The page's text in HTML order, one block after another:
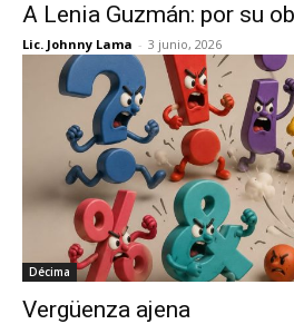
A Lenia Guzmán: por su
Lic. Johnny Lama - 3 junio, 2026
Décima
Vergüenza ajena